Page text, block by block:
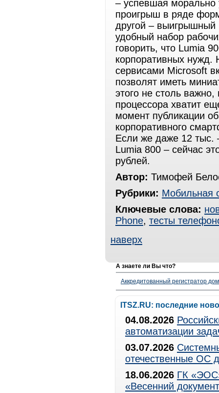
– успевшая морально
проигрыш в ряде
другой – выигрышный
удобный набор
говорить, что Lumia
корпоративных нужд.
сервисами Microsoft
позволят иметь
этого не столь
процессора хватит
момент публикации
корпоративного
Если же даже 12 тыс.
Lumia 800 – сейчас
рублей.
Автор: Тимофей
Рубрики: Мобильная
Ключевые слова:
Phone, тесты
наверх
А знаете ли Вы что?
Аккредитованный регистратор
ITSZ.RU: последние
04.08.2026
автоматизации
03.07.2026
отечественные ОС
18.06.2026 ГК
«Весенний